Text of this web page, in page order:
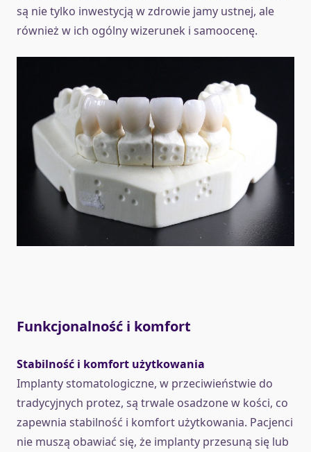
są nie tylko inwestycją w zdrowie jamy ustnej, ale
również w ich ogólny wizerunek i samoocenę.
Funkcjonalność i komfort
Stabilność i komfort użytkowania
Implanty stomatologiczne, w przeciwieństwie do
tradycyjnych protez, są trwale osadzone w kości, co
zapewnia stabilność i komfort użytkowania. Pacjenci
nie muszą obawiać się, że implanty przesuną się lub